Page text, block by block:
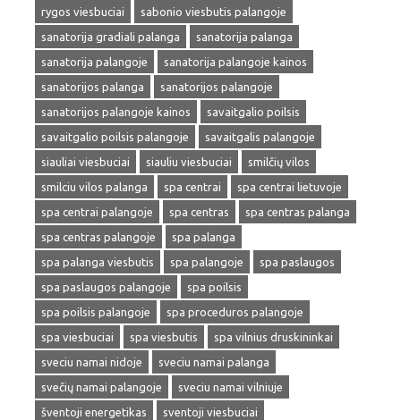
rygos viesbuciai
sabonio viesbutis palangoje
sanatorija gradiali palanga
sanatorija palanga
sanatorija palangoje
sanatorija palangoje kainos
sanatorijos palanga
sanatorijos palangoje
sanatorijos palangoje kainos
savaitgalio poilsis
savaitgalio poilsis palangoje
savaitgalis palangoje
siauliai viesbuciai
siauliu viesbuciai
smilčių vilos
smilciu vilos palanga
spa centrai
spa centrai lietuvoje
spa centrai palangoje
spa centras
spa centras palanga
spa centras palangoje
spa palanga
spa palanga viesbutis
spa palangoje
spa paslaugos
spa paslaugos palangoje
spa poilsis
spa poilsis palangoje
spa proceduros palangoje
spa viesbuciai
spa viesbutis
spa vilnius druskininkai
sveciu namai nidoje
sveciu namai palanga
svečių namai palangoje
sveciu namai vilniuje
šventoji energetikas
sventoji viesbuciai